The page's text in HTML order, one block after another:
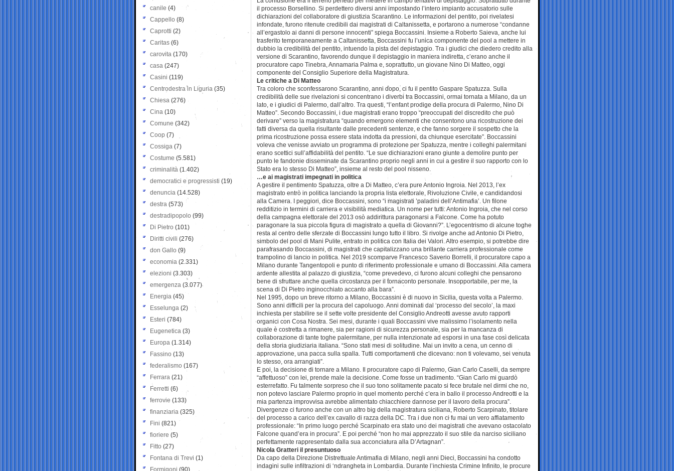
il processo Borsellino. Si perdettero diversi anni impostando l’intero impianto accusatorio sulle
dichiarazioni del collaboratore di giustizia Scarantino. Le informazioni del pentito, poi rivelatesi
infondate, furono ritenute credibili dai magistrati di Caltanissetta, e portarono a numerose “condanne
all’ergastolo ai danni di persone innocenti” spiega Boccassini. Insieme a Roberto Saieva, anche lui
trasferito temporaneamente a Caltanissetta, Boccassini fu l’unica componente del pool a mettere in
dubbio la credibilità del pentito, intuendo la pista del depistaggio. Tra i giudici che diedero credito alla
versione di Scarantino, favorendo dunque il depistaggio in maniera indiretta, c’erano anche il
procuratore capo Tinebra, Annamaria Palma e, soprattutto, un giovane Nino Di Matteo, oggi
componente del Consiglio Superiore della Magistratura.
Le critiche a Di Matteo
Tra coloro che sconfessarono Scarantino, anni dopo, ci fu il pentito Gaspare Spatuzza. Sulla
credibilità delle sue rivelazioni si concentrano i diverbi tra Boccassini, ormai tornata a Milano, da un
lato, e i giudici di Palermo, dall’altro. Tra questi, “l’enfant prodige della procura di Palermo, Nino Di
Matteo”. Secondo Boccassini, i due magistrati erano troppo “preoccupati del discredito che può
derivare” verso la magistratura “quando emergono elementi che consentono una ricostruzione dei
fatti diversa da quella risultante dalle precedenti sentenze, e che fanno sorgere il sospetto che la
prima ricostruzione possa essere stata indotta da pressioni, da chiunque esercitate”. Boccassini
voleva che venisse avviato un programma di protezione per Spatuzza, mentre i colleghi palermitani
erano scettici sull’affidabilità del pentito. “Le sue dichiarazioni erano giunte a demolire punto per
punto le fandonie disseminate da Scarantino proprio negli anni in cui a gestire il suo rapporto con lo
Stato era lo stesso Di Matteo”, insieme al resto del pool nisseno.
…e ai magistrati impegnati in politica
A gestire il pentimento Spatuzza, oltre a Di Matteo, c’era pure Antonio Ingroia. Nel 2013, l’ex
magistrato entrò in politica lanciando la propria lista elettorale, Rivoluzione Civile, e candidandosi
alla Camera. I peggiori, dice Boccassini, sono “i magistrati ’paladini dell’Antimafia’. Un filone
redditizio in termini di carriera e visibilità mediatica. Un nome per tutti: Antonio Ingroia, che nel corso
della campagna elettorale del 2013 osò addirittura paragonarsi a Falcone. Come ha potuto
paragonare la sua piccola figura di magistrato a quella di Giovanni?”. L’egocentrismo di alcune toghe
resta al centro delle sferzate di Boccassini lungo tutto il libro. Si rivolge anche ad Antonio Di Pietro,
simbolo del pool di Mani Pulite, entrato in politica con Italia dei Valori. Altro esempio, si potrebbe dire
parafrasando Boccassini, di magistrati che capitalizzano una brillante carriera professionale come
trampolino di lancio in politica. Nel 2019 scomparve Francesco Saverio Borrelli, il procuratore capo a
Milano durante Tangentopoli e punto di riferimento professionale e umano di Boccassini. Alla camera
ardente allestita al palazzo di giustizia, “come prevedevo, ci furono alcuni colleghi che pensarono
bene di sfruttare anche quella circostanza per il tornaconto personale. Insopportabile, per me, la
scena di Di Pietro inginocchiato accanto alla bara”.
Nel 1995, dopo un breve ritorno a Milano, Boccassini è di nuovo in Sicilia, questa volta a Palermo.
Sono anni difficili per la procura del capoluogo. Anni dominati dal ‘processo del secolo’, la maxi
inchiesta per stabilire se il sette volte presidente del Consiglio Andreotti avesse avuto rapporti
organici con Cosa Nostra. Sei mesi, durante i quali Boccassini vive malissimo l’isolamento nella
quale è costretta a rimanere, sia per ragioni di sicurezza personale, sia per la mancanza di
collaborazione di tante toghe palermitane, per nulla intenzionate ad esporsi in una fase così delicata
della storia giudiziaria italiana. “Sono stati mesi di solitudine. Mai un invito a cena, un cenno di
approvazione, una pacca sulla spalla. Tutti comportamenti che dicevano: non ti volevamo, sei venuta
lo stesso, ora arrangiati”.
E poi, la decisione di tornare a Milano. Il procuratore capo di Palermo, Gian Carlo Caselli, da sempre
“affettuoso” con lei, prende male la decisione. Come fosse un tradimento. “Gian Carlo mi guardò
esterrefatto. Fu talmente sorpreso che il suo tono solitamente pacato si fece brutale nel dirmi che no,
non potevo lasciare Palermo proprio in quel momento perché c’era in ballo il processo Andreotti e la
mia partenza improvvisa avrebbe alimentato chiacchiere dannose per il lavoro della procura”.
Divergenze ci furono anche con un altro big della magistratura siciliana, Roberto Scarpinato, titolare
del processo a carico dell’ex cavallo di razza della DC. Tra i due non ci fu mai un vero affiatamento
professionale: “In primo luogo perché Scarpinato era stato uno dei magistrati che avevano ostacolato
Falcone quand’era in procura”. E poi perché “non ho mai apprezzato il suo stile da narciso siciliano
perfettamente rappresentato dalla sua acconciatura alla D’Artagnan”.
Nicola Gratteri il presuntuoso
Da capo della Direzione Distrettuale Antimafia di Milano, negli anni Dieci, Boccassini ha condotto
indagini sulle infiltrazioni di ‘ndrangheta in Lombardia. Durante l’inchiesta Crimine Infinito, le procure
canile (4)
Cappello (8)
Caprotti (2)
Caritas (6)
carovita (170)
casa (247)
Casini (119)
Centrodestra in Liguria (35)
Chiesa (276)
Cina (10)
Comune (342)
Coop (7)
Cossiga (7)
Costume (5.581)
criminalità (1.402)
democratici e progressisti (19)
denuncia (14.528)
destra (573)
destradipopolo (99)
Di Pietro (101)
Diritti civili (276)
don Gallo (9)
economia (2.331)
elezioni (3.303)
emergenza (3.077)
Energia (45)
Esselunga (2)
Esteri (784)
Eugenetica (3)
Europa (1.314)
Fassino (13)
federalismo (167)
Ferrara (21)
Ferretti (6)
ferrovie (133)
finanziaria (325)
Fini (821)
fioriere (5)
Fitto (27)
Fontana di Trevi (1)
Formigoni (90)